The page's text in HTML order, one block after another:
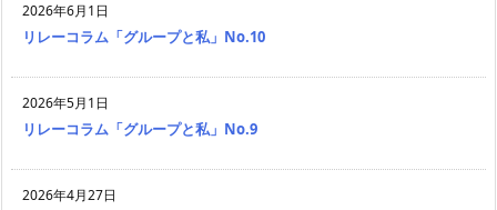
2026年6月1日
リレーコラム「グループと私」No.10
2026年5月1日
リレーコラム「グループと私」No.9
2026年4月27日